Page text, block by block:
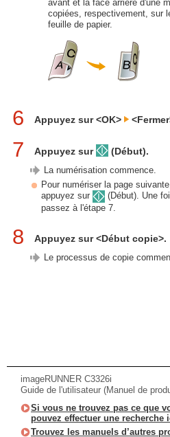
avant et la face arrière d'une
copiées, respectivement, sur
feuille de papier.
6 Appuyez sur <OK>
7 Appuyez sur (Début).
La numérisation commence.
Pour numériser la page
appuyez sur
(Début). Une
passez à l'étape 7.
8 Appuyez sur <Début copie>.
Le processus de copie
imageRUNNER C3326i
Guide de l'utilisateur (Manuel de
Si vous ne trouvez pas ce que
pouvez effectuer une recherche
Trouvez les manuels d’autres